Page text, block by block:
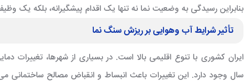
بنابراین رسیدگی به وضعیت نما نه تنها یک اقدام پیشگیرانه، بلکه یک
تأثیر شرایط آب وهوایی بر ریزش سنگ نما
ایران کشوری با تنوع اقلیمی بالا است. در بسیاری از شهرها،
سال وجود دارد. این تغییرات باعث انبساط و انقباض مصالح ساختمانی